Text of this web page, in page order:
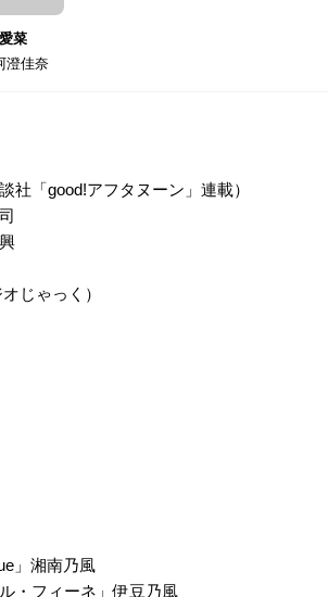
菜
澄佳奈
社「good!アフタヌーン」連載）
じゃっく）
」湘南乃風
・フィーネ」伊豆乃風